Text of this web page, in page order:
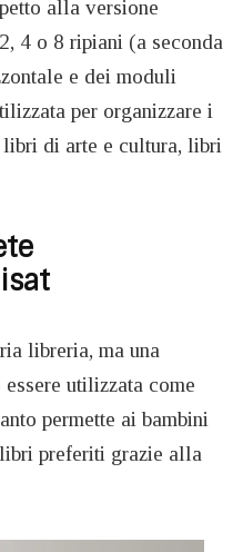
alla versione
4 o 8 ripiani (a seconda
e dei moduli
per organizzare i
di arte e cultura, libri
libreria, ma una
utilizzata come
permette ai bambini
preferiti grazie alla